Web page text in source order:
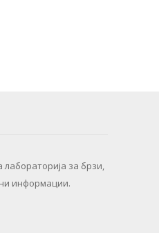
лабораторија за брзи,
информации.